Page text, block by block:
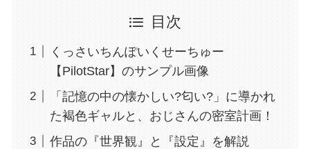
目次
くっさいちんぽいくせーちゅー
【PilotStar】のサンプル画像
「記憶の中の懐かしい?匂い?」に導かれ
た褐色ギャルと、おじさんの密室計画！
作品の『世界観』と『設定』を解説